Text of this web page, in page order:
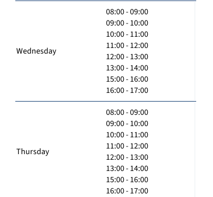
Wednesday
08:00 - 09:00
09:00 - 10:00
10:00 - 11:00
11:00 - 12:00
12:00 - 13:00
13:00 - 14:00
15:00 - 16:00
16:00 - 17:00
Thursday
08:00 - 09:00
09:00 - 10:00
10:00 - 11:00
11:00 - 12:00
12:00 - 13:00
13:00 - 14:00
15:00 - 16:00
16:00 - 17:00